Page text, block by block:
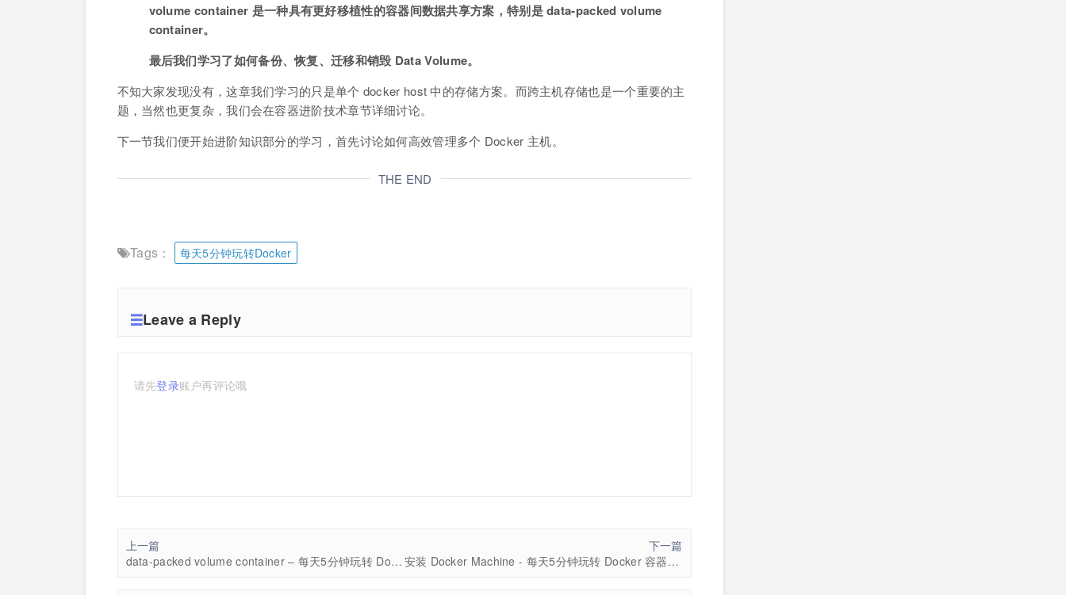
volume container 是一种具有更好移植性的容器间数据共享方案，特别是 data-packed volume
container。
最后我们学习了如何备份、恢复、迁移和销毁 Data Volume。
不知大家发现没有，这章我们学习的只是单个 docker host 中的存储方案。而跨主机存储也是一个重要的主
题，当然也更复杂，我们会在容器进阶技术章节详细讨论。
下一节我们便开始进阶知识部分的学习，首先讨论如何高效管理多个 Docker 主机。
THE END
Tags： 每天5分钟玩转Docker
Leave a Reply
请先登录账户再评论哦
上一篇
data-packed volume container – 每天5分钟玩转 Docker 容器技术（43）
下一篇
安装 Docker Machine - 每天5分钟玩转 Docker 容器技术（45）